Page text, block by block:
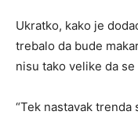
Ukratko, kako je
trebalo da bude
nisu tako velike da
“Tek nastavak